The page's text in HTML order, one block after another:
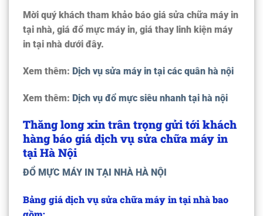
Mời quý khách tham khảo báo giá sửa chữa máy in
tại nhà, giá đổ mực máy in, giá thay linh kiện máy
in tại nhà dưới đây.
Xem thêm: Dịch vụ sửa máy in tại các quân hà nội
Xem thêm: Dịch vụ đổ mực siêu nhanh tại hà nội
Thăng long xin trân trọng gửi tới khách
hàng báo giá dịch vụ sửa chữa máy in
tại Hà Nội
ĐỔ MỰC MÁY IN TẠI NHÀ HÀ NỘI
Bảng giá dịch vụ sửa chữa máy in tại nhà bao